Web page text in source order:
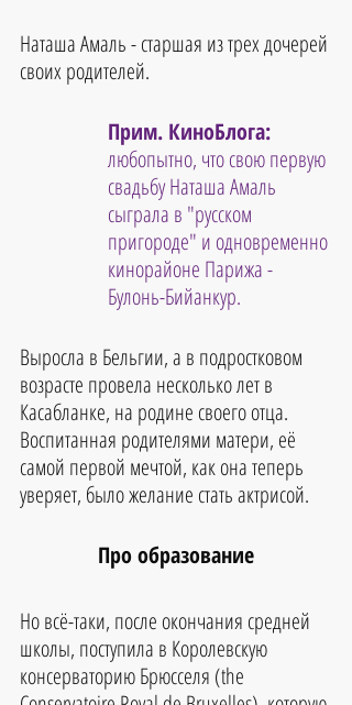
Наташа Амаль - старшая из трех дочерей
своих родителей.
Прим. КиноБлога:
любопытно, что свою первую
свадьбу Наташа Амаль
сыграла в "русском
пригороде" и одновременно
кинорайоне Парижа -
Булонь-Бийанкур.
Выросла в Бельгии, а в подростковом
возрасте провела несколько лет в
Касабланке, на родине своего отца.
Воспитанная родителями матери, её
самой первой мечтой, как она теперь
уверяет, было желание стать актрисой.
Про образование
Но всё-таки, после окончания средней
школы, поступила в Королевскую
консерваторию Брюсселя (the